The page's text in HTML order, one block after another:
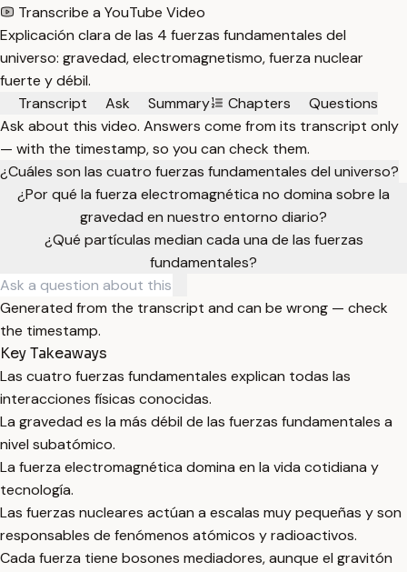
Transcribe a YouTube Video
Explicación clara de las 4 fuerzas fundamentales del
universo: gravedad, electromagnetismo, fuerza nuclear
fuerte y débil.
Transcript
Ask Summary Chapters
Questions
Ask about this video. Answers come from its transcript only
— with the timestamp, so you can check them.
¿Cuáles son las cuatro fuerzas fundamentales del universo?
¿Por qué la fuerza electromagnética no domina sobre la
gravedad en nuestro entorno diario?
¿Qué partículas median cada una de las fuerzas
fundamentales?
Generated from the transcript and can be wrong — check
the timestamp.
Key Takeaways
Las cuatro fuerzas fundamentales explican todas las
interacciones físicas conocidas.
La gravedad es la más débil de las fuerzas fundamentales a
nivel subatómico.
La fuerza electromagnética domina en la vida cotidiana y
tecnología.
Las fuerzas nucleares actúan a escalas muy pequeñas y son
responsables de fenómenos atómicos y radioactivos.
Cada fuerza tiene bosones mediadores, aunque el gravitón